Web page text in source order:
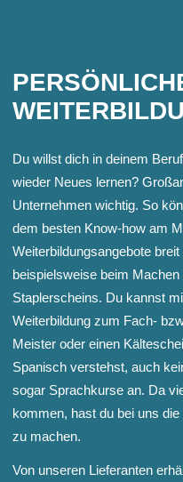
Du willst dich in deinem
wieder Neues lernen?
Unternehmen wichtig. So
dem besten Know-how am
Weiterbildungsangebote
beispielsweise beim
Staplerscheins. Du kannst
Weiterbildung zum Fach-
Meister oder einen
Spanisch verstehst, auch
sogar Sprachkurse an. Da
kommen, hast du bei uns
zu machen.
Von unseren Lieferanten